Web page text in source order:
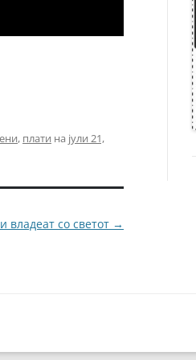
, плати на јули 21,
владеат со светот →